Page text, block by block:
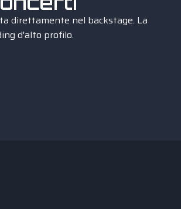
direttamente nel backstage. La
d'alto profilo.